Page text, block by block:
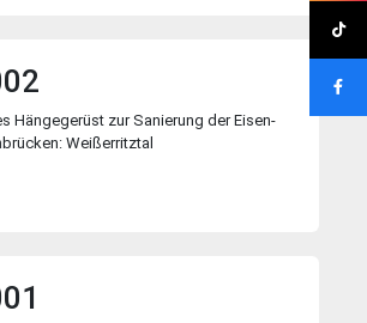
Hänge­ge­rüst zur Sa­nie­rung der Ei­sen­
Weißer­ritz­tal